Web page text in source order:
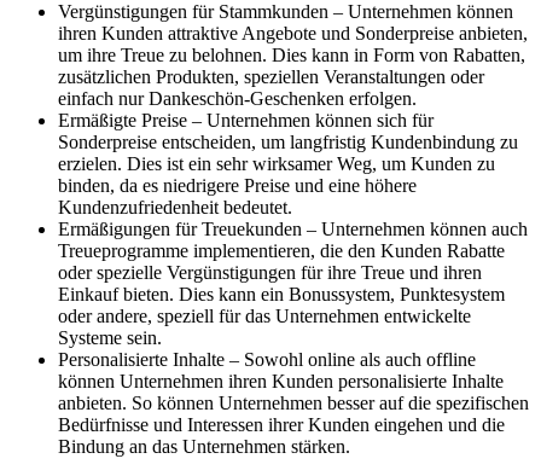
Vergünstigungen für Stammkunden – Unternehmen können
ihren Kunden attraktive Angebote und Sonderpreise anbieten,
um ihre Treue zu belohnen. Dies kann in Form von Rabatten,
zusätzlichen Produkten, speziellen Veranstaltungen oder
einfach nur Dankeschön-Geschenken erfolgen.
Ermäßigte Preise – Unternehmen können sich für
Sonderpreise entscheiden, um langfristig Kundenbindung zu
erzielen. Dies ist ein sehr wirksamer Weg, um Kunden zu
binden, da es niedrigere Preise und eine höhere
Kundenzufriedenheit bedeutet.
Ermäßigungen für Treuekunden – Unternehmen können auch
Treueprogramme implementieren, die den Kunden Rabatte
oder spezielle Vergünstigungen für ihre Treue und ihren
Einkauf bieten. Dies kann ein Bonussystem, Punktesystem
oder andere, speziell für das Unternehmen entwickelte
Systeme sein.
Personalisierte Inhalte – Sowohl online als auch offline
können Unternehmen ihren Kunden personalisierte Inhalte
anbieten. So können Unternehmen besser auf die spezifischen
Bedürfnisse und Interessen ihrer Kunden eingehen und die
Bindung an das Unternehmen stärken.